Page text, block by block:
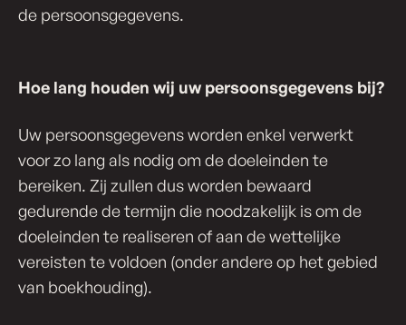
de persoonsgegevens.
Hoe lang houden wij uw per­soons­ge­ge­vens bij?
Uw persoonsgegevens worden enkel verwerkt
voor zo lang als nodig om de doeleinden te
bereiken. Zij zullen dus worden bewaard
gedurende de termijn die noodzakelijk is om de
doeleinden te realiseren of aan de wettelijke
vereisten te voldoen (onder andere op het gebied
van boekhouding).